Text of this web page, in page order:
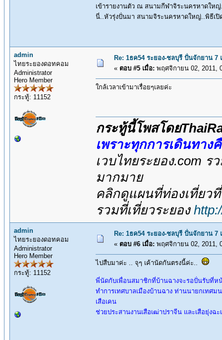
เข้ารายงานตัว ณ สนามกีฬาจิระนครหาดให
นี่..หัวรุ่งปั่นมา สนามจิระนครหาดใหญ่..พิธีเ
admin
ไทยระยองดอทคอม
Administrator
Hero Member
กระทู้: 11152
Re: 1ธค54 ระยอง-ชลบุรี ปั่นจักยาน 7
« ตอบ #5 เมื่อ: พฤศจิกายน 02, 2011,
ใกล้เวลาเข้ามาเรื่อยๆเลยค่ะ
กระทู้นี้โพสโดย
เพราะทุกการเดินทาง
เวบไทยระยอง.com
มากมาย
คลิกดูแผนที่ท่องเที่ยว
รวมที่เที่ยวระยอง
admin
ไทยระยองดอทคอม
Administrator
Hero Member
กระทู้: 11152
Re: 1ธค54 ระยอง-ชลบุรี ปั่นจักยาน 7
« ตอบ #6 เมื่อ: พฤศจิกายน 02, 2011,
ไปสืบมาค่ะ .. จุๆ เค้านัดกันตรงนี้ค่ะ..
พี่นัดกับเพื่อนสมาชิกที่บ้านฉางจะรอปั่นรับที่หน้
ทำการเทศบาลเมืองบ้านฉาง ท่านนายกเทศ
เสือเคน
ช่วยประสานงานเสือเฒ่าปราจีน และเสือยุ่งฉ